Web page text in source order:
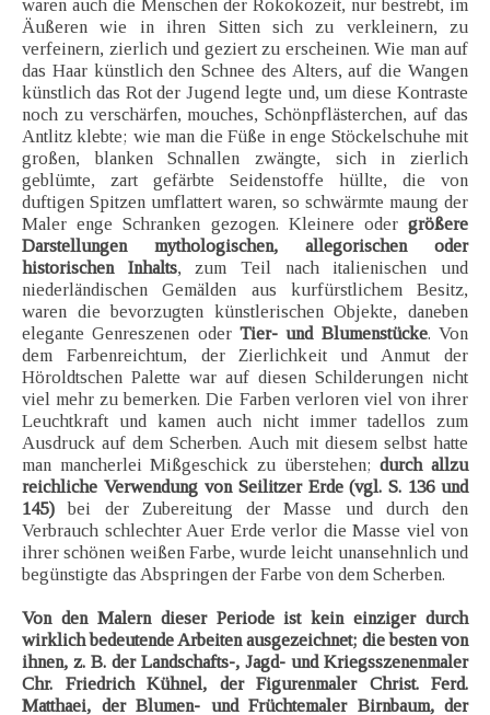
waren auch die Menschen der Rokokozeit, nur bestrebt, im
Äußeren wie in ihren Sitten sich zu verkleinern, zu
verfeinern, zierlich und geziert zu erscheinen. Wie man auf
das Haar künstlich den Schnee des Alters, auf die Wangen
künstlich das Rot der Jugend legte und, um diese Kontraste
noch zu verschärfen, mouches, Schönpflästerchen, auf das
Antlitz klebte; wie man die Füße in enge Stöckelschuhe mit
großen, blanken Schnallen zwängte, sich in zierlich
geblümte, zart gefärbte Seidenstoffe hüllte, die von
duftigen Spitzen umflattert waren, so schwärmte maung der
Maler enge Schranken gezogen. Kleinere oder größere
Darstellungen mythologischen, allegorischen oder
historischen Inhalts, zum Teil nach italienischen und
niederländischen Gemälden aus kurfürstlichem Besitz,
waren die bevorzugten künstlerischen Objekte, daneben
elegante Genreszenen oder Tier- und Blumenstücke. Von
dem Farbenreichtum, der Zierlichkeit und Anmut der
Höroldtschen Palette war auf diesen Schilderungen nicht
viel mehr zu bemerken. Die Farben verloren viel von ihrer
Leuchtkraft und kamen auch nicht immer tadellos zum
Ausdruck auf dem Scherben. Auch mit diesem selbst hatte
man mancherlei Mißgeschick zu überstehen;durch allzu
reichliche Verwendung von Seilitzer Erde (vgl. S. 136 und
145) bei der Zubereitung der Masse und durch den
Verbrauch schlechter Auer Erde verlor die Masse viel von
ihrer schönen weißen Farbe, wurde leicht unansehnlich und
begünstigte das Abspringen der Farbe von dem Scherben.
Von den Malern dieser Periode ist kein einziger durch
wirklich bedeutende Arbeiten ausgezeichnet; die besten von
ihnen, z. B. der Landschafts-, Jagd- und Kriegsszenenmaler
Chr. Friedrich Kühnel, der Figurenmaler Christ. Ferd.
Matthaei, der Blumen- und Früchtemaler Birnbaum, der